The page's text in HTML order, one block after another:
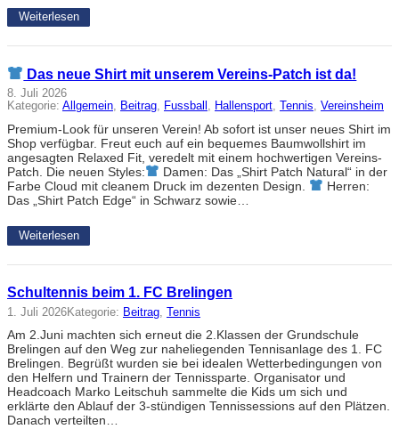
Weiterlesen
Das neue Shirt mit unserem Vereins-Patch ist da!
8. Juli 2026
Kategorie: Allgemein, Beitrag, Fussball , Hallensport, Tennis, Vereinsheim
Premium-Look für unseren Verein! Ab sofort ist unser neues Shirt im
Shop verfügbar. Freut euch auf ein bequemes Baumwollshirt im
angesagten Relaxed Fit, veredelt mit einem hochwertigen Vereins-
Patch. Die neuen Styles:
Damen: Das „Shirt Patch Natural“ in der
Farbe Cloud mit cleanem Druck im dezenten Design.
Herren:
Das „Shirt Patch Edge“ in Schwarz sowie…
Weiterlesen
Schultennis beim 1. FC Brelingen
1. Juli 2026Kategorie: Beitrag Tennis
Am 2.Juni machten sich erneut die 2.Klassen der Grundschule
Brelingen auf den Weg zur naheliegenden Tennisanlage des 1. FC
Brelingen. Begrüßt wurden sie bei idealen Wetterbedingungen von
den Helfern und Trainern der Tennissparte. Organisator und
Headcoach Marko Leitschuh sammelte die Kids um sich und
erklärte den Ablauf der 3-stündigen Tennissessions auf den Plätzen.
Danach verteilten…